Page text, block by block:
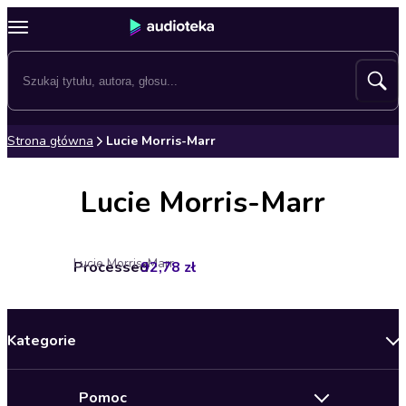
Strona główna Lucie Morris-Marr
Lucie Morris-Marr
Processed
Lucie Morris-Marr
92,78 zł
Kategorie
Pomoc